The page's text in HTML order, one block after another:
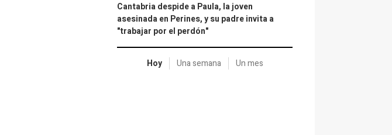
Cantabria despide a Paula, la joven
asesinada en Perines, y su padre invita a
"trabajar por el perdón"
Hoy Una semana Un mes